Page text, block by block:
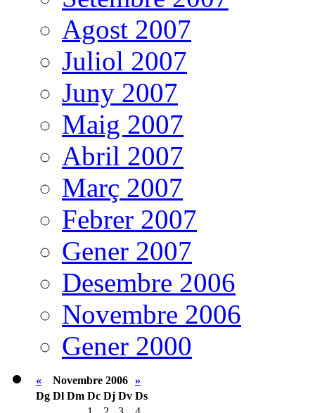
Agost 2007
Juliol 2007
Juny 2007
Maig 2007
Abril 2007
Març 2007
Febrer 2007
Gener 2007
Desembre 2006
Novembre 2006
Gener 2000
« Novembre 2006 »
Dg Dl Dm Dc Dj Dv Ds